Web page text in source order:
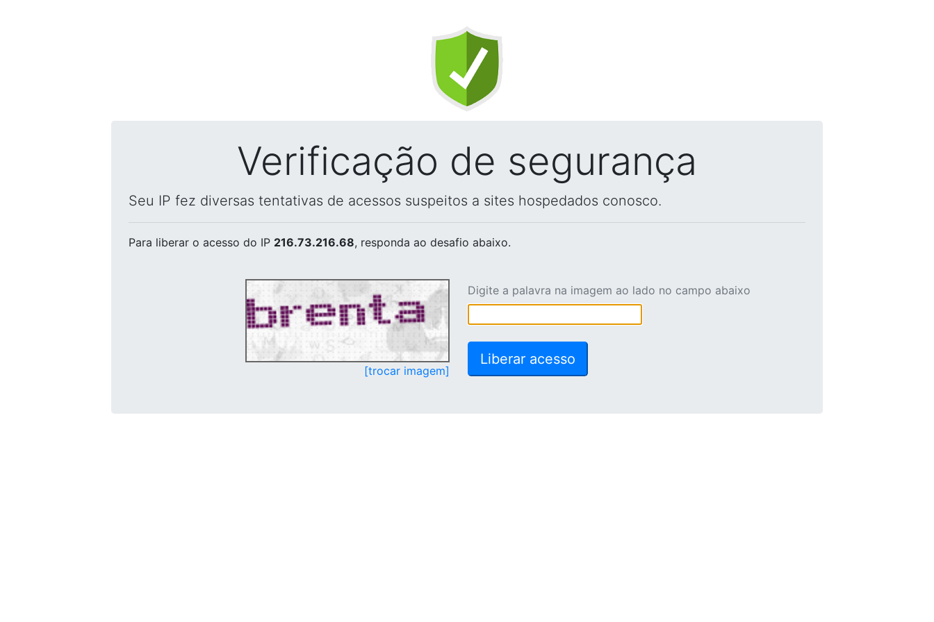
Verificação de segurança
Seu IP fez diversas tentativas de acessos suspeitos a sites hospedados conosco.
Para liberar o acesso do IP 216.73.216.68, responda ao desafio abaixo.
[trocar imagem]
Digite a palavra na imagem ao lado no campo abaixo